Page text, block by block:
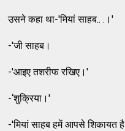
उसने कहा था-'मियां साहब.. .।'
-'जी साहब।
-'आइए तशरीफ रखिए।'
-‘शुक्रिया।'
-'मियां साहब हमें आपसे शिकायत